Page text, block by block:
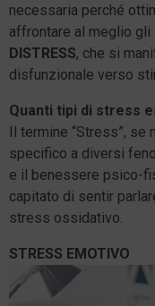
necessaria perché
affrontare al meglio gli
DISTRESS, che si
disfunzionale verso
Quanti tipi di stress
Il termine “Stress”,
specifico a diversi
e il benessere psico-
capitato di sentir
stress ossidativo.
STRESS EMOTIVO